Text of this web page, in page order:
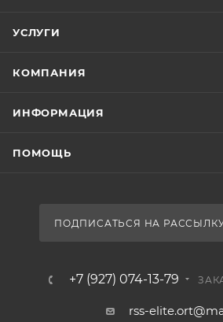
УСЛУГИ
КОМПАНИЯ
ИНФОРМАЦИЯ
ПОМОЩЬ
ПОДПИСАТЬСЯ НА
+7 (927) 074-13-79
rss-